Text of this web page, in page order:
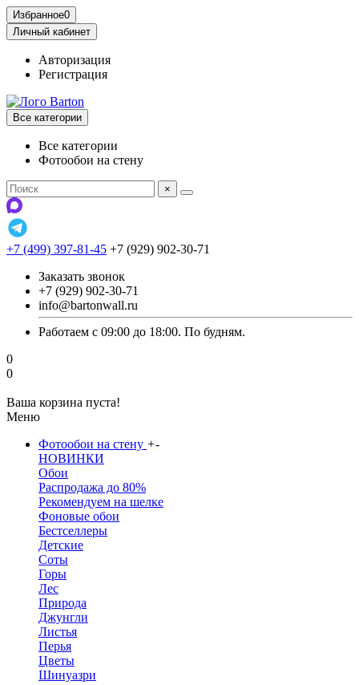
Избранное0
Личный кабинет
Авторизация
Регистрация
Все категории
Все категории
Фотообои на стену
×
+7 (499) 397-81-45 +7 (929) 902-30-71
Заказать звонок
+7 (929) 902-30-71
info@bartonwall.ru
Работаем с 09:00 до 18:00. По будням.
0
0
Ваша корзина пуста!
Меню
Фотообои на стену +-
НОВИНКИ
Обои
Распродажа до 80%
Рекомендуем на шелке
Фоновые обои
Бестселлеры
Детские
Соты
Горы
Лес
Природа
Джунгли
Листья
Перья
Цветы
Шинуазри